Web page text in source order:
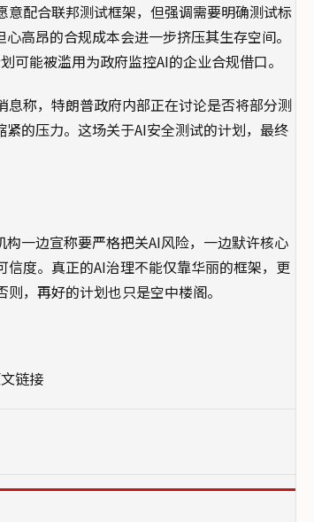
配合联邦测试框架，但强调需要明确测试标
高昂的合规成本会进一步挤压其生存空间。
可能被滥用为政府监控AI的企业合规借口。
称，特朗普政府内部正在讨论是否将部分测
的压力。这场关于AI安全测试的计划，最终
一边宣称要严格把关AI风险，一边默许核心
度。真正的AI治理不能仅靠华丽的框架，更
，再好的计划也只是空中楼阁。
链接